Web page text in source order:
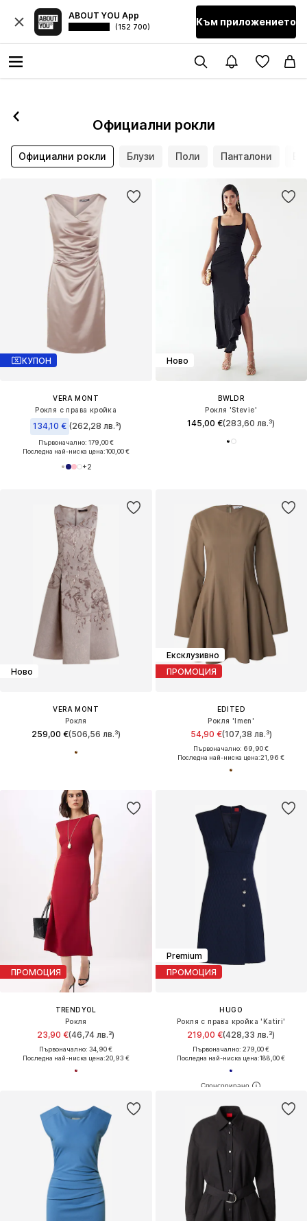
ABOUT YOU App
(152 700) Към приложението
Официални рокли
Официални рокли Блузи Поли Панталони
КУПОН
VERA MONT
Рокля с права кройка
134,10 € (262,28 лв.³)
Първоначално: 179,00 €
Последна най-ниска цена:100,00 €
+2
Ново
BWLDR
Рокля 'Stevie'
145,00 €(283,60 лв.³)
Ново
VERA MONT
Рокля
259,00 €(506,56 лв.³)
Ексклузивно
ПРОМОЦИЯ
EDITED
Рокля 'Imen'
54,90 €(107,38 лв.³)
Първоначално: 69,90 €
Последна най-ниска цена:21,96 €
ПРОМОЦИЯ
TRENDYOL
Рокля
23,90 €(46,74 лв.³)
Първоначално: 34,90 €
Последна най-ниска цена:20,93 €
Premium
ПРОМОЦИЯ
HUGO
Рокля с права кройка 'Katiri'
219,00 €(428,33 лв.³)
Първоначално: 279,00 €
Последна най-ниска цена:188,00 €